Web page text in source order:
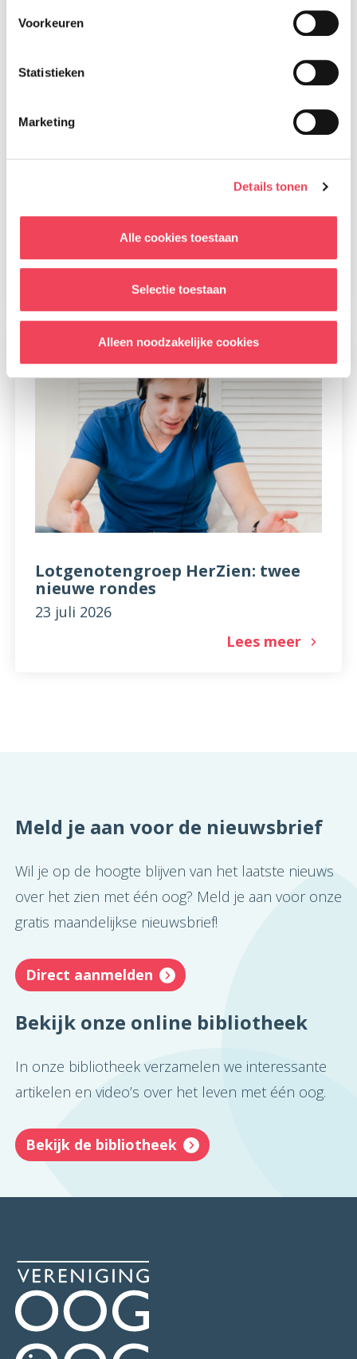
Voorkeuren
Statistieken
Marketing
Details tonen
Alle cookies toestaan
Selectie toestaan
Alleen noodzakelijke cookies
Lotgenotengroep HerZien: twee
nieuwe rondes
23 juli 2026
Lees meer
Meld je aan voor de nieuwsbrief
Wil je op de hoogte blijven van het laatste nieuws
over het zien met één oog? Meld je aan voor onze
gratis maandelijkse nieuwsbrief!
Direct aanmelden
Bekijk onze online bibliotheek
In onze bibliotheek verzamelen we interessante
artikelen en video’s over het leven met één oog.
Bekijk de bibliotheek